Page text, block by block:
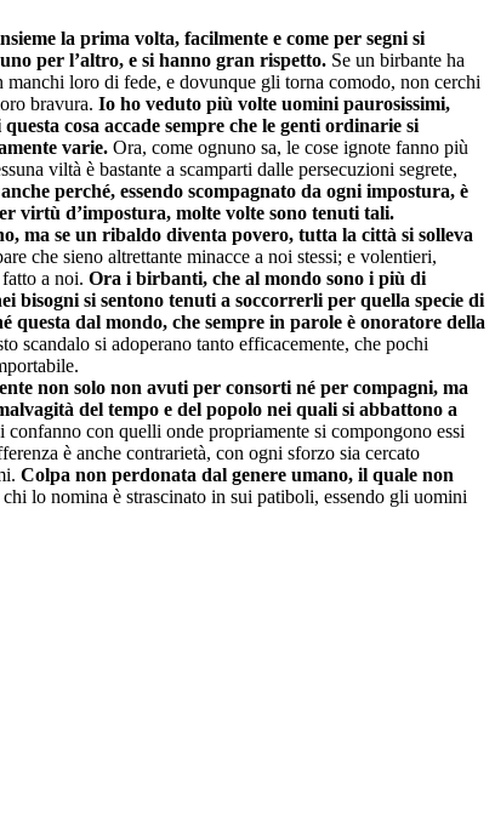
la prima volta, facilmente e come per segni si
per l’altro, e si hanno gran rispetto. Se un birbante ha
manchi loro di fede, e dovunque gli torna comodo, non cerchi
bravura. Io ho veduto più volte uomini paurosissimi,
cosa accade sempre che le genti ordinarie si
varie. Ora, come ognuno sa, le cose ignote fanno più
viltà è bastante a scamparti dalle persecuzioni segrete,
perché, essendo scompagnato da ogni impostura, è
virtù d’impostura, molte volte sono tenuti tali.
ma se un ribaldo diventa povero, tutta la città si solleva
che sieno altrettante minacce a noi stessi; e volentieri,
a noi. Ora i birbanti, che al mondo sono i più di
bisogni si sentono tenuti a soccorrerli per quella specie di
questa dal mondo, che sempre in parole è onoratore della
scandalo si adoperano tanto efficacemente, che pochi
non solo non avuti per consorti né per compagni, ma
del tempo e del popolo nei quali si abbattono a
con quelli onde propriamente si compongono essi
è anche contrarietà, con ogni sforzo sia cercato
Colpa non perdonata dal genere umano, il quale non
lo nomina è strascinato in sui patiboli, essendo gli uomini